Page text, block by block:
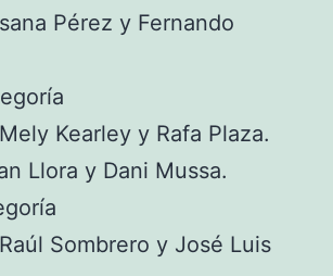
Pérez y Fernando
Kearley y Rafa Plaza.
Llora y Dani Mussa.
Sombrero y José Luis